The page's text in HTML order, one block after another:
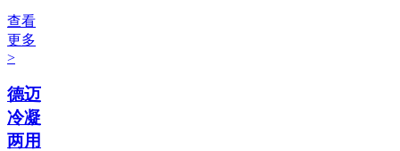
查看
更多
>
德迈
冷凝
两用